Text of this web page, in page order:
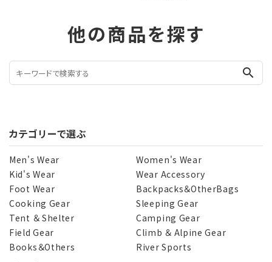
他の商品を探す
search
カテゴリーで選ぶ
Men's Wear
Women's Wear
Kid's Wear
Wear Accessory
Foot Wear
Backpacks＆OtherBags
Cooking Gear
Sleeping Gear
Tent ＆ Shelter
Camping Gear
Field Gear
Climb ＆ Alpine Gear
Books＆Others
River Sports